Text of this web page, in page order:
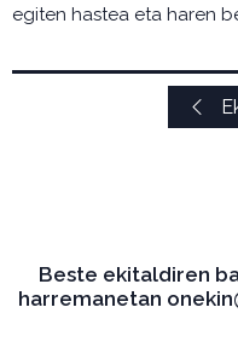
egiten hastea eta haren
Beste ekitaldiren
harremanetan